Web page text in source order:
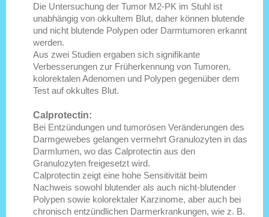
Die Untersuchung der Tumor M2-PK im Stuhl ist
unabhängig von okkultem Blut, daher können blutende
und nicht blutende Polypen oder Darmtumoren erkannt
werden.
Aus zwei Studien ergaben sich signifikante
Verbesserungen zur Früherkennung von Tumoren,
kolorektalen Adenomen und Polypen gegenüber dem
Test auf okkultes Blut.
Calprotectin:
Bei Entzündungen und tumorösen Veränderungen des
Darmgewebes gelangen vermehrt Granulozyten in das
Darmlumen, wo das Calprotectin aus den
Granulozyten freigesetzt wird.
Calprotectin zeigt eine hohe Sensitivität beim
Nachweis sowohl blutender als auch nicht-blutender
Polypen sowie kolorektaler Karzinome, aber auch bei
chronisch entzündlichen Darmerkrankungen, wie z. B.